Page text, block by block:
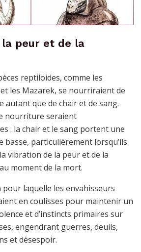
peur et de la
reptiloides, comme les
les Mazarek, se nourriraient de
autant que de chair et de sang.
nourriture seraient
: la chair et le sang portent une
basse, particulièrement lorsqu’ils
vibration de la peur et de la
moment de la mort.
pour laquelle les envahisseurs
en coulisses pour maintenir un
et d’instincts primaires sur
engendrant guerres, deuils,
et désespoir.